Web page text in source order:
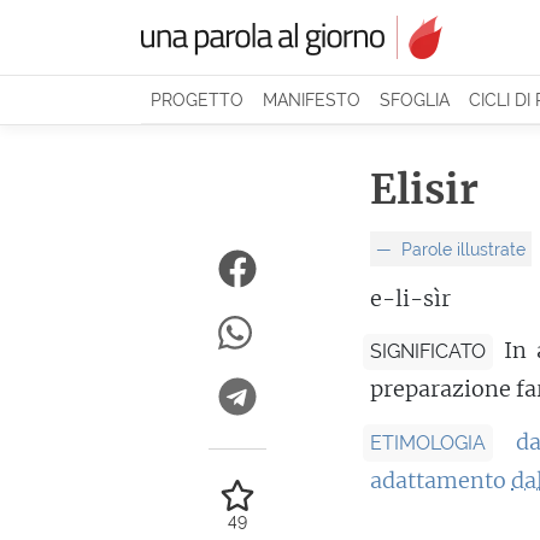
PROGETTO MANIFESTO SFOGLIA CICLI DI
Elisir
Parole illustrate
e-li-sìr
SIGNIFICATO
In
preparazione
ETIMOLOGIA
adattamento
49